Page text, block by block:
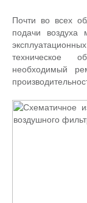
Почти во всех
подачи воздуха
техническое
необходимый